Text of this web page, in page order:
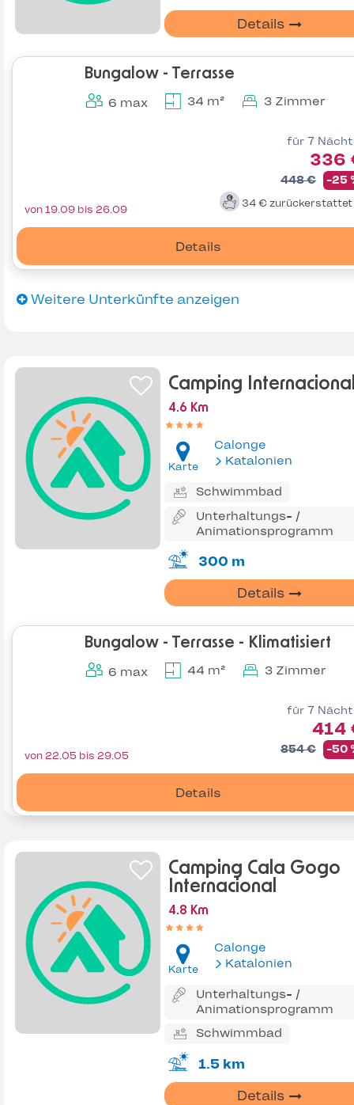
Details
Bungalow - Terrasse
6 max 34 m² 3 Zimmer
für 7
336
448 € -25
34 € zurückerstattet
Details
von 19.09 bis 26.09
Weitere Unterkünfte anzeigen
Camping
4.6 Km
Karte
Calonge
Katalonien
Schwimmbad
Unterhaltungs- /
Animationsprogramm
300 m
Details
Bungalow - Terrasse - Klimatisiert
6 max 44 m² 3 Zimmer
für 7
414
854 € -50
Details
von 22.05 bis 29.05
Camping Cala Gogo
Internacional
4.8 Km
Karte
Calonge
Katalonien
Unterhaltungs- /
Animationsprogramm
Schwimmbad
1.5 km
Details